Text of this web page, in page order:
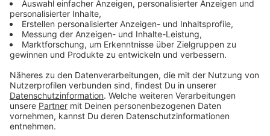
Zustimmung, um den YouTube
Video-Service zu laden!
Wir verwenden einen Service eines
Drittanbieters, um Videoinhalte
einzubetten. Dieser Service kann
Daten zu Ihren Aktivitäten
sammeln. Bitte lesen Sie die
Details durch und stimmen Sie der
Nutzung des Service zu, um dieses